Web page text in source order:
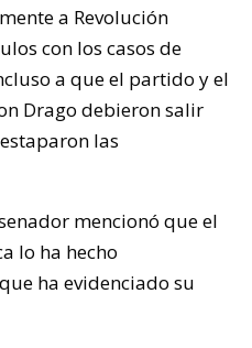
a Revolución
con los casos de
a que el partido y el
Drago debieron salir
las
mencionó que el
lo ha hecho
ha evidenciado su